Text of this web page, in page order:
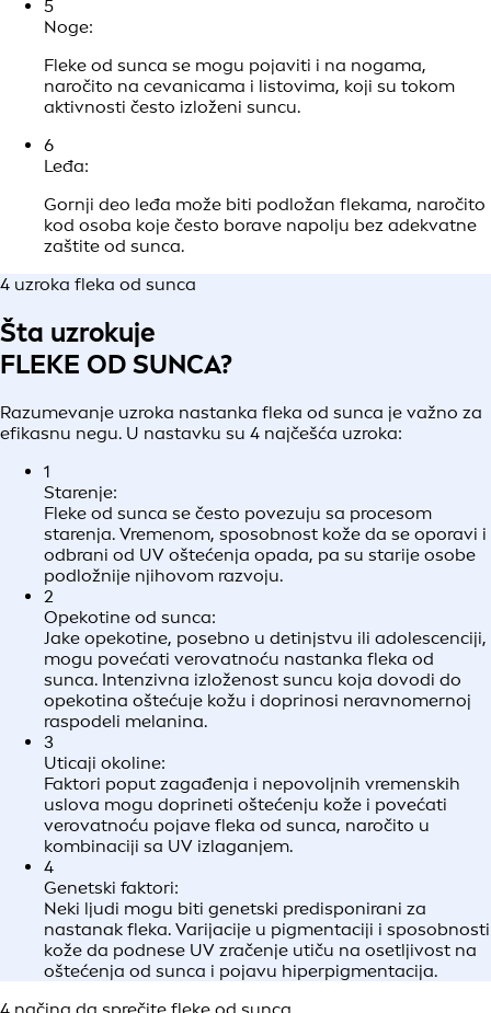
5
Noge:
Fleke od sunca se mogu pojaviti i na nogama,
naročito na cevanicama i listovima, koji su tokom
aktivnosti često izloženi suncu.
6
Leđa:
Gornji deo leđa može biti podložan flekama, naročito
kod osoba koje često borave napolju bez adekvatne
zaštite od sunca.
4 uzroka fleka od sunca
Šta uzrokuje
FLEKE OD SUNCA?
Razumevanje uzroka nastanka fleka od sunca je važno za
efikasnu negu. U nastavku su 4 najčešća uzroka:
1
Starenje:
Fleke od sunca se često povezuju sa procesom
starenja. Vremenom, sposobnost kože da se oporavi i
odbrani od UV oštećenja opada, pa su starije osobe
podložnije njihovom razvoju.
2
Opekotine od sunca:
Jake opekotine, posebno u detinjstvu ili adolescenciji,
mogu povećati verovatnoću nastanka fleka od
sunca. Intenzivna izloženost suncu koja dovodi do
opekotina oštećuje kožu i doprinosi neravnomernoj
raspodeli melanina.
3
Uticaji okoline:
Faktori poput zagađenja i nepovoljnih vremenskih
uslova mogu doprineti oštećenju kože i povećati
verovatnoću pojave fleka od sunca, naročito u
kombinaciji sa UV izlaganjem.
4
Genetski faktori:
Neki ljudi mogu biti genetski predisponirani za
nastanak fleka. Varijacije u pigmentaciji i sposobnosti
kože da podnese UV zračenje utiču na osetljivost na
oštećenja od sunca i pojavu hiperpigmentacija.